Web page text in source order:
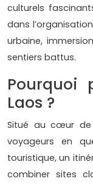
culturels
dans
urbaine,
sentiers battus.
Pourquoi
Laos ?
Situé au cœur de
voyageurs en
touristique, un
combiner sites